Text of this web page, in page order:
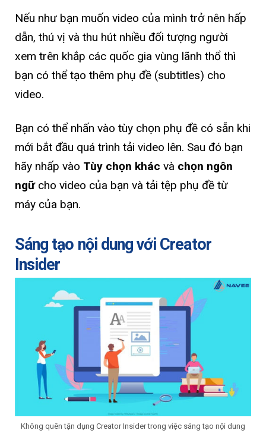
Nếu như bạn muốn video của mình trở nên hấp
dẫn, thú vị và thu hút nhiều đối tượng người
xem trên khắp các quốc gia vùng lãnh thổ thì
bạn có thể tạo thêm phụ đề (subtitles) cho
video.
Bạn có thể nhấn vào tùy chọn phụ đề có sẵn khi
mới bắt đầu quá trình tải video lên. Sau đó bạn
hãy nhấp vào Tùy chọn khác và chọn ngôn
ngữcho video của bạn và tải tệp phụ đề từ
máy của bạn.
Sáng tạo nội dung với Creator
Insider
Không quên tận dụng Creator Insider trong việc sáng tạo nội dung